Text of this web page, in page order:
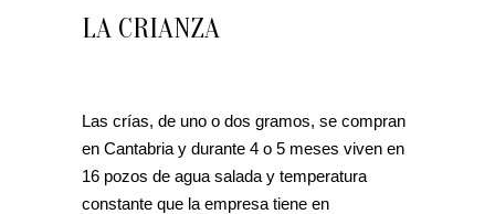
LA CRIANZA
Las crías, de uno o dos gramos, se compran
en Cantabria y durante 4 o 5 meses viven en
16 pozos de agua salada y temperatura
constante que la empresa tiene en